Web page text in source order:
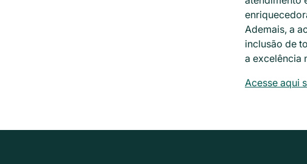
Ademais, a
inclusão de
a excelência
Acesse aqui